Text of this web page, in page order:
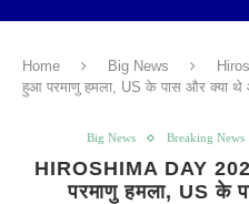
Home Big News
हुआ परमाणु हमला, US के पास और क्या थे
Big News Breaking News
HIROSHIMA DAY
परमाणु हमला, US के